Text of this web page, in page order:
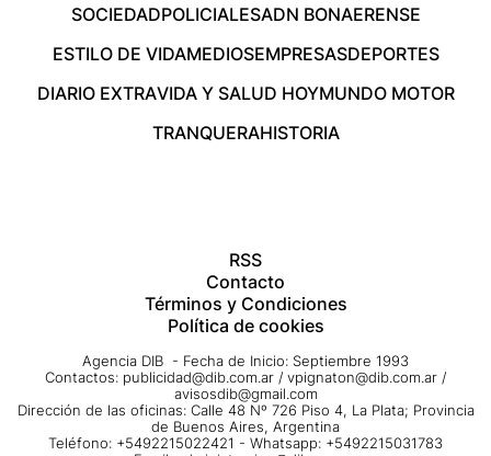
SOCIEDADPOLICIALESADN BONAERENSE
ESTILO DE VIDAMEDIOSEMPRESASDEPORTES
DIARIO EXTRAVIDA Y SALUD HOYMUNDO MOTOR
TRANQUERAHISTORIA
RSS
Contacto
Términos y Condiciones
Política de cookies
Agencia DIB - Fecha de Inicio: Septiembre 1993
Contactos: publicidad@dib.com.ar / vpignaton@dib.com.ar /
avisosdib@gmail.com
Dirección de las oficinas: Calle 48 Nº 726 Piso 4, La Plata; Provincia
de Buenos Aires, Argentina
Teléfono: +5492215022421 - Whatsapp: +5492215031783